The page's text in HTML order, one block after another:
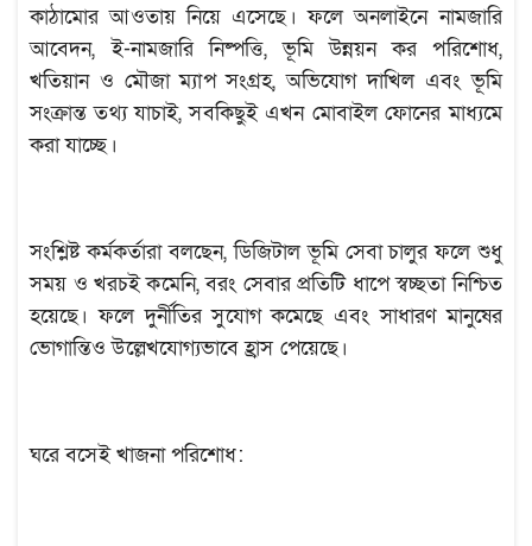
কাঠামোর আওতায় নিয়ে এসেছে। ফলে অনলাইনে নামজারি
আবেদন, ই-নামজারি নিষ্পত্তি, ভূমি উন্নয়ন কর পরিশোধ,
খতিয়ান ও মৌজা ম্যাপ সংগ্রহ, অভিযোগ দাখিল এবং ভূমি
সংক্রান্ত তথ্য যাচাই, সবকিছুই এখন মোবাইল ফোনের মাধ্যমে
করা যাচ্ছে।
সংশ্লিষ্ট কর্মকর্তারা বলছেন, ডিজিটাল ভূমি সেবা চালুর ফলে শুধু
সময় ও খরচই কমেনি, বরং সেবার প্রতিটি ধাপে স্বচ্ছতা নিশ্চিত
হয়েছে। ফলে দুর্নীতির সুযোগ কমেছে এবং সাধারণ মানুষের
ভোগান্তিও উল্লেখযোগ্যভাবে হ্রাস পেয়েছে।
ঘরে বসেই খাজনা পরিশোধ: